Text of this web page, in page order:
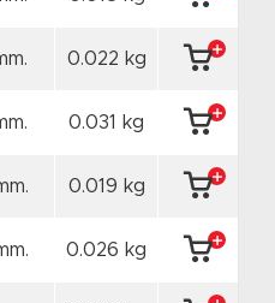
0.022 kg
0.031 kg
0.019 kg
0.026 kg